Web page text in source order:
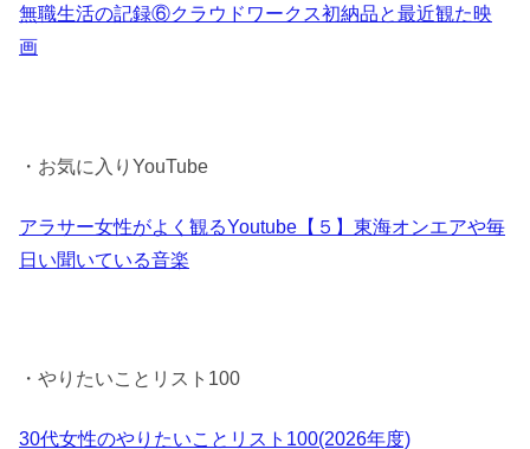
無職生活の記録⑥クラウドワークス初納品と最近観た映
画
・お気に入りYouTube
アラサー女性がよく観るYoutube【５】東海オンエアや毎
日い聞いている音楽
・やりたいことリスト100
30代女性のやりたいことリスト100(2026年度)